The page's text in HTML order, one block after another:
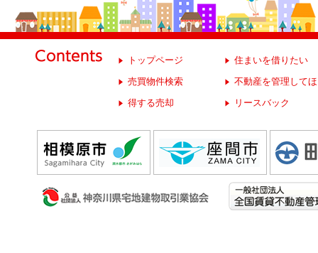
トップページ
売買物件検索
得する売却
住まいを借りたい
不動産を管理して
リースバック